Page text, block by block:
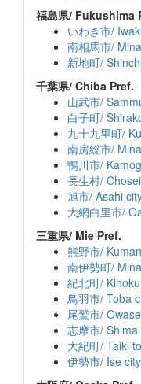
福島県/ Fukushima
いわき市/
南相馬市/
新地町/
千葉県/ Chiba Pref.
山武市/
白子町/
九十九里町/
南房総市/
鴨川市/
長生村/
旭市/ Asahi
大網白里市/
三重県/ Mie Pref.
熊野市/
南伊勢町/
紀北町/
鳥羽市/ Toba
尾鷲市/
志摩市/
大紀町/ Taiki
伊勢市/ Ise